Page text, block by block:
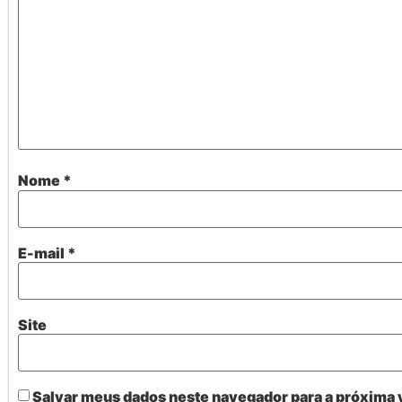
Nome *
E-mail *
Site
Salvar meus dados neste navegador para a próxima